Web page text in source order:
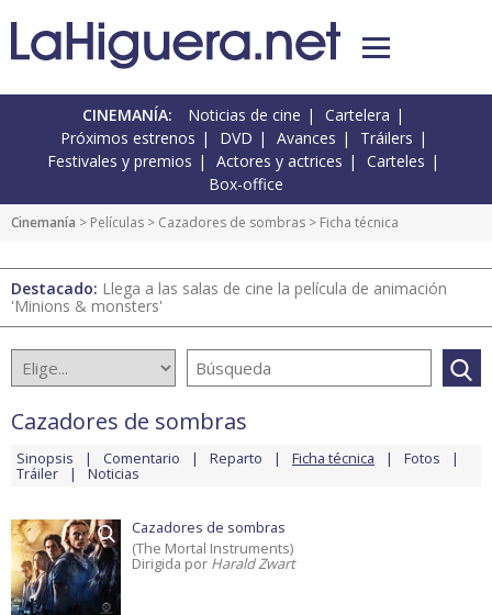
CINEMANÍA: Noticias de cine
Cartelera
Próximos estrenos
DVD Avances
Tráilers
Festivales y premios
Actores y actrices
Carteles
Box-office
Cinemanía > Películas > Cazadores de sombras > Ficha técnica
Destacado: Llega a las salas de cine la película de animación
'Minions & monsters'
Cazadores de sombras
Sinopsis Comentario Reparto Ficha técnica Fotos
Tráiler Noticias
Cazadores de sombras
(The Mortal Instruments)
Dirigida por Harald Zwart